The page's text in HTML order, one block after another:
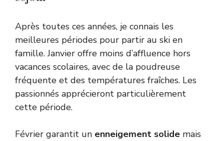
Après toutes ces années, je connais les
meilleures périodes pour partir au ski en
famille. Janvier offre moins d’affluence hors
vacances scolaires, avec de la poudreuse
fréquente et des températures fraîches. Les
passionnés apprécieront particulièrement
cette période.
Février garantit un enneigement solide mais